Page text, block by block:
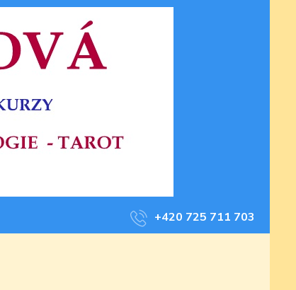
+420 725 711 703